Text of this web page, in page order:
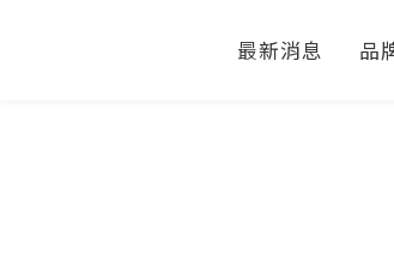
最新消息 品